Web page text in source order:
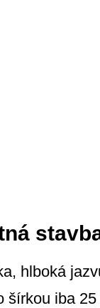
hlboká
šírkou iba